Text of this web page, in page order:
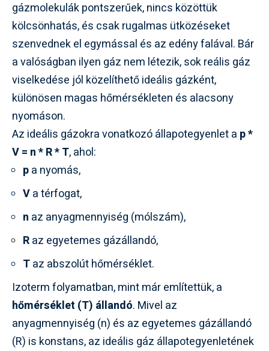
gázmolekulák pontszerűek, nincs közöttük
kölcsönhatás, és csak rugalmas ütközéseket
szenvednek el egymással és az edény falával. Bár
a valóságban ilyen gáz nem létezik, sok reális gáz
viselkedése jól közelíthető ideális gázként,
különösen magas hőmérsékleten és alacsony
nyomáson.
Az ideális gázokra vonatkozó állapotegyenlet a p *
V = n * R * T, ahol:
pa nyomás,
Va térfogat,
n az anyagmennyiség (mólszám),
Raz egyetemes gázállandó,
Taz abszolút hőmérséklet.
Izoterm folyamatban, mint már említettük, a
hőmérséklet (T) állandó. Mivel az
anyagmennyiség (n) és az egyetemes gázállandó
(R) is konstans, az ideális gáz állapotegyenletének